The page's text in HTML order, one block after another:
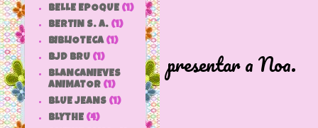
presentar a Noa.
De Am-
BELLE EPOQUE (1)
BERTIN S. A. (1)
BIBLIOTECA (1)
BJD BRU (1)
BLANCANIEVES
ANIMATOR (1)
BLUE JEANS (1)
BLYTHE (4)